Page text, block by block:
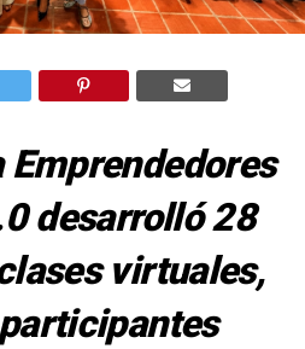
desarrolló 28
virtuales,